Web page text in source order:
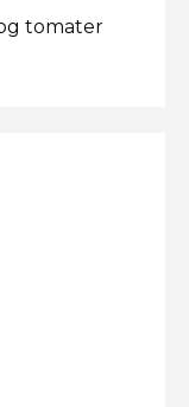
tomater